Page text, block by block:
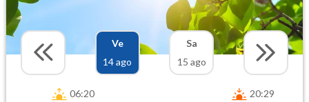
Ve
14 ago
Sa
15 ago
06:20 20:29